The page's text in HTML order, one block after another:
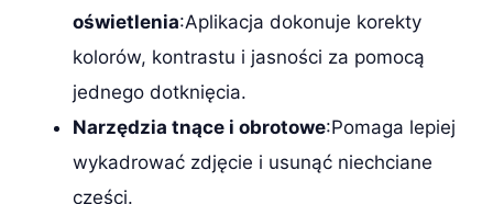
oświetlenia:Aplikacja dokonuje korekty
kolorów, kontrastu i jasności za pomocą
jednego dotknięcia.
Narzędzia tnące i obrotowe:Pomaga lepiej
wykadrować zdjęcie i usunąć niechciane
części.